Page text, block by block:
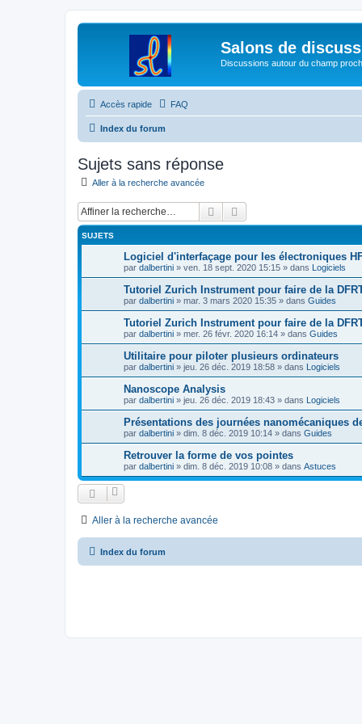
Salons de
Discussions autour du champ
Accès rapide FAQ
Index du forum
Sujets sans réponse
Aller à la recherche avancée
Rechercher
SUJETS
Logiciel d'interfaçage pour les électroniques
par dalbertini » ven. 18 sept. 2020 15:15 » dans Logiciels
Tutoriel Zurich Instrument pour faire de la
par dalbertini » mar. 3 mars 2020 15:35 » dans Guides
Tutoriel Zurich Instrument pour faire de la
par dalbertini » mer. 26 févr. 2020 16:14 » dans Guides
Utilitaire pour piloter plusieurs ordinateurs
par dalbertini » jeu. 26 déc. 2019 18:58 » dans Logiciels
Nanoscope Analysis
par dalbertini » jeu. 26 déc. 2019 18:43 » dans Logiciels
Présentations des journées nanomécaniques
par dalbertini » dim. 8 déc. 2019 10:14 » dans Guides
Retrouver la forme de vos pointes
par dalbertini » dim. 8 déc. 2019 10:08 » dans Astuces
Aller à la recherche avancée
Index du forum